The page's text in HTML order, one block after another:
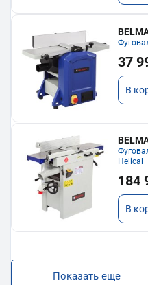
37
В
Helical
184
В
Показать еще